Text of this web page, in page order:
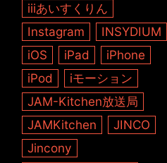
iiiあいすくりん
Instagram
INSYDIUM
iOS
iPad
iPhone
iPod
iモーション
JAM-Kitchen放送局
JAMKitchen
JINCO
Jincony